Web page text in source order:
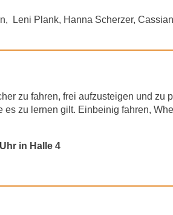
Leni Plank, Hanna Scherzer,
zu fahren, frei aufzusteigen und
es zu lernen gilt. Einbeinig fahren,
in Halle 4